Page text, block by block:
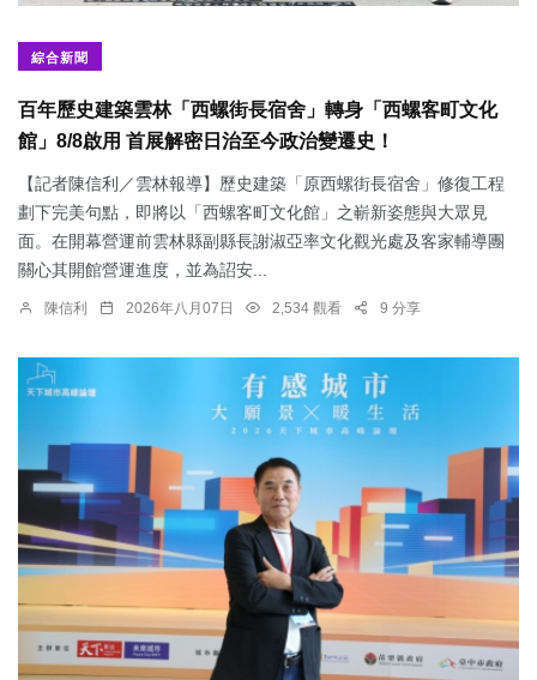
綜合新聞
百年歷史建築雲林「西螺街長宿舍」轉身「西螺客町文化
館」8/8啟用 首展解密日治至今政治變遷史！
【記者陳信利／雲林報導】歷史建築「原西螺街長宿舍」修復工程
劃下完美句點，即將以「西螺客町文化館」之嶄新姿態與大眾見
面。在開幕營運前雲林縣副縣長謝淑亞率文化觀光處及客家輔導團
關心其開館營運進度，並為詔安...
陳信利 2026年八月07日 2,534 觀看 9 分享